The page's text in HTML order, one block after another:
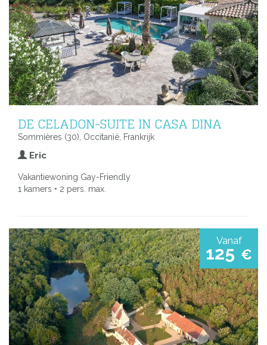
DE CELADON-SUITE IN CASA DINA
Sommières (30), Occitanië, Frankrijk
Eric
Vakantiewoning Gay-Friendly
1 kamers • 2 pers. max.
Vanaf
125 €